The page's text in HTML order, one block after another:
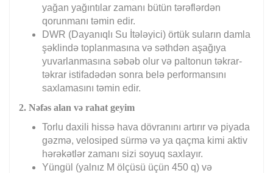
yağan yağıntılar zamanı bütün tərəflərdən
qorunmanı təmin edir.
DWR (Dayanıqlı Su İtələyici) örtük suların damla
şəklində toplanmasına və səthdən aşağıya
yuvarlanmasına səbəb olur və paltonun təkrar-
təkrar istifadədən sonra belə performansını
saxlamasını təmin edir.
2. Nəfəs alan və rahat geyim
Torlu daxili hissə hava dövranını artırır və piyada
gəzmə, velosiped sürmə və ya qaçma kimi aktiv
hərəkətlər zamanı sizi soyuq saxlayır.
Yüngül (yalnız M ölçüsü üçün 450 q) və